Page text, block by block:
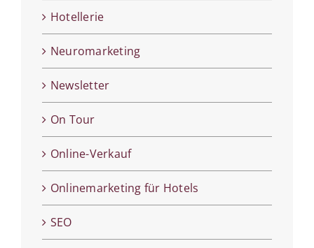
Hotellerie
Neuromarketing
Newsletter
On Tour
Online-Verkauf
Onlinemarketing für Hotels
SEO